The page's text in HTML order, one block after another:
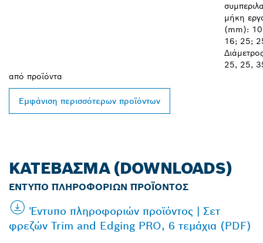
μήκη
(mm):
16; 25;
25, 25,
από προϊόντα
Εμφάνιση περισσότερων προϊόντων
ΚΑΤΈΒΑΣΜΑ (DOWNLOADS)
ΈΝΤΥΠΟ ΠΛΗΡΟΦΟΡΙΏΝ ΠΡΟΪΌΝΤΟΣ
Έντυπο πληροφοριών προϊόντος | Σετ
φρεζών Trim and Edging PRO, 6 τεμάχια (PDF)